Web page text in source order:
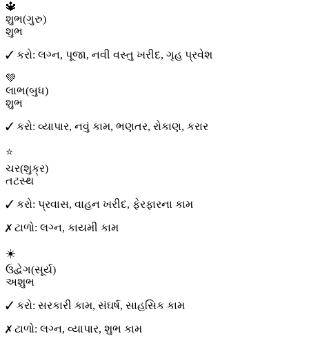
🔱
શુભ(ગુરુ)
શુભ
✓ કરો: લગ્ન, પૂજા, નવી વસ્તુ ખરીદ, ગૃહ પ્રવેશ
💚
લાભ(બુધ)
શુભ
✓ કરો: વ્યાપાર, નવું કામ, ભણતર, રોકાણ, કરાર
⭐
ચર(શુક્ર)
તટસ્થ
✓ કરો: પ્રવાસ, વાહન ખરીદ, ફેરફારના કામ
✗ ટાળો: લગ્ન, કાયમી કામ
☀️
ઉદ્વેગ(સૂર્ય)
અશુભ
✓ કરો: સરકારી કામ, સંઘર્ષ, સાહસિક કામ
✗ ટાળો: લગ્ન, વ્યાપાર, શુભ કામ